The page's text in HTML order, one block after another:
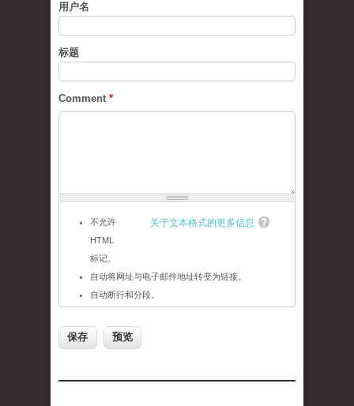
用户名
标题
Comment *
关于文本格式的更多信息
不允许
HTML
标记。
自动将网址与电子邮件地址转变为链接。
自动断行和分段。